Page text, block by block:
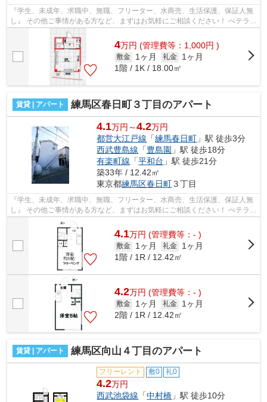
『学生、未成年、求職中、無職、フリーター、水商売、生活保護、保証人無
し』 その他ご事情がある方など、まずはお気軽にご相談ください！ べテラン
スタッフが対応致しますのでご希望...
4万円 (管理費等：1,000円 )
敷金 1ヶ月 礼金
1ヶ月
1階 / 1K / 18.00㎡
賃貸 | アパート 練馬区春日町３丁目のアパート
4.1万円～4.2万円
都営大江戸線 「練馬春日町 」駅 徒歩3分
西武豊島線 「豊島園 」駅 徒歩18分
有楽町線 「平和台 」駅 徒歩21分
築33年 / 12.42㎡
東京都練馬区春日町３丁目
『学生、未成年、求職中、無職、フリーター、水商売、生活保護、保証人無
し』 その他ご事情がある方など、まずはお気軽にご相談ください！ べテラン
スタッフが対応致しますのでご希望...
4.1万円 (管理費等：- )
敷金 1ヶ月 礼金
1ヶ月
1階 / 1R / 12.42㎡
4.2万円 (管理費等：- )
敷金 1ヶ月 礼金
1ヶ月
2階 / 1R / 12.42㎡
賃貸 | アパート 練馬区向山４丁目のアパート
フリーレント 敷0 礼0
4.2万円
西武池袋線 「中村橋 」駅 徒歩10分